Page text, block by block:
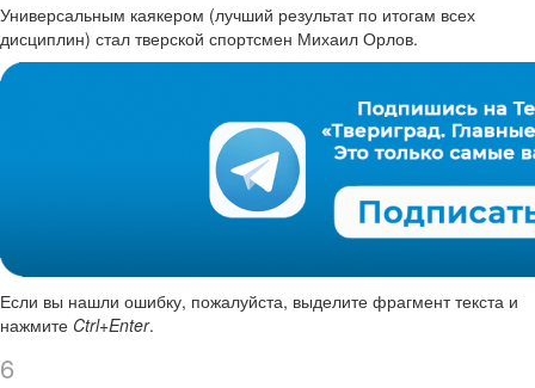
Универсальным каякером (лучший результат по итогам всех
дисциплин) стал тверской спортсмен Михаил Орлов.
Если вы нашли ошибку, пожалуйста, выделите фрагмент текста и
нажмите Ctrl+Enter.
6